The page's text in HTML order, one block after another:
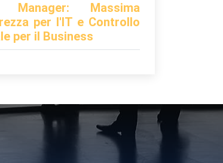
Manager: Massima
per l'IT e Controllo
per il Business